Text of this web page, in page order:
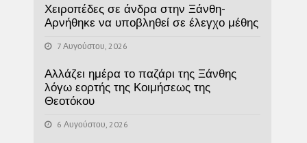
Χειροπέδες σε άνδρα στην Ξάνθη-
Αρνήθηκε να υποβληθεί σε έλεγχο μέθης
7 Αυγούστου, 2026
Αλλάζει ημέρα το παζάρι της Ξάνθης
λόγω εορτής της Κοιμήσεως της
Θεοτόκου
6 Αυγούστου, 2026